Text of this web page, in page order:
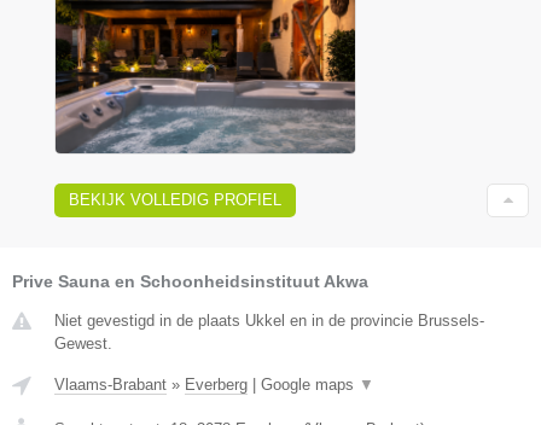
BEKIJK VOLLEDIG PROFIEL
Prive Sauna en Schoonheidsinstituut Akwa
Niet gevestigd in de plaats Ukkel en in de provincie Brussels-
Gewest.
Vlaams-Brabant » Everberg Google maps ▼